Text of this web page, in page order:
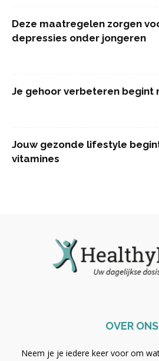
Deze maatregelen zorgen
depressies onder jongeren
Je gehoor verbeteren begint
Jouw gezonde lifestyle
vitamines
OVER ONS
Neem je je iedere keer voor om